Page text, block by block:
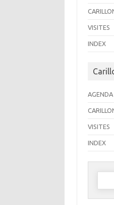
VISITES
INDEX
AGENDA
VISITES
INDEX